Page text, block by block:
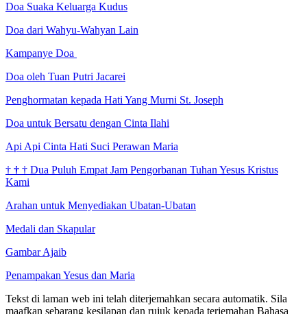
Doa Suaka Keluarga Kudus
Doa dari Wahyu-Wahyan Lain
Kampanye Doa
Doa oleh Tuan Putri Jacarei
Penghormatan kepada Hati Yang Murni St. Joseph
Doa untuk Bersatu dengan Cinta Ilahi
Api Api Cinta Hati Suci Perawan Maria
† † † Dua Puluh Empat Jam Pengorbanan Tuhan Yesus Kristus
Kami
Arahan untuk Menyediakan Ubatan-Ubatan
Medali dan Skapular
Gambar Ajaib
Penampakan Yesus dan Maria
Tekst di laman web ini telah diterjemahkan secara automatik. Sila
maafkan sebarang kesilapan dan rujuk kepada terjemahan Bahasa